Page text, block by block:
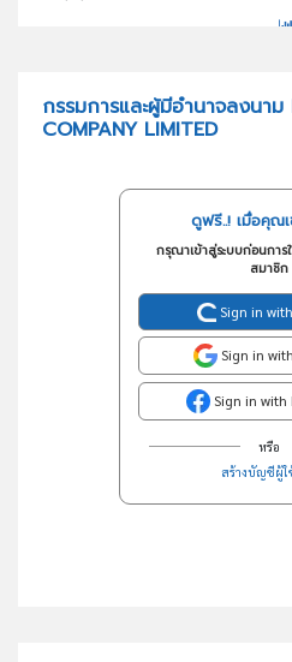
กรรมการและผู้มีอำนาจลงนาม
COMPANY LIMITED
ดูฟรี..! เมื่อคุณเ
กรุณาเข้าสู่ระบบก่อนกา
สมาชิก
Sign in
Sign in
Sign in with
หรือ
สร้างบัญชีผู้ใ